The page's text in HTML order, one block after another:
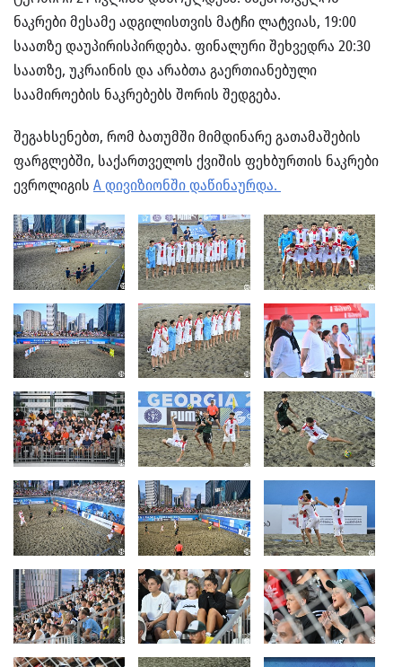
ნაკრები მესამე ადგილისთვის მატჩი ლატვიას, 19:00
საათზე დაუპირისპირდება. ფინალური შეხვედრა 20:30
საათზე, უკრაინის და არაბთა გაერთიანებული
საამიროების ნაკრებებს შორის შედგება.
შეგახსენებთ, რომ ბათუმში მიმდინარე გათამაშების
ფარგლებში, საქართველოს ქვიშის ფეხბურთის ნაკრები
ევროლიგის A დივიზიონში დაწინაურდა.